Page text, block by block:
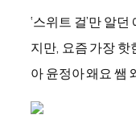
‘스위트 걸’만 알
지만, 요즘 가장 핫
아 윤정아 왜요 쌤